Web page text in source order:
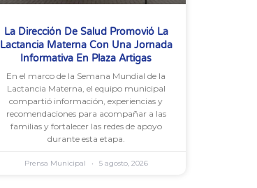
La Dirección De Salud Promovió La
Lactancia Materna Con Una Jornada
Informativa En Plaza Artigas
En el marco de la Semana Mundial de la
Lactancia Materna, el equipo municipal
compartió información, experiencias y
recomendaciones para acompañar a las
familias y fortalecer las redes de apoyo
durante esta etapa.
Prensa Municipal 5 agosto, 2026